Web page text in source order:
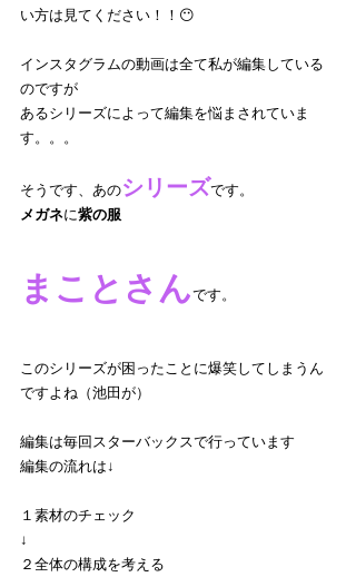
い方は見てください！！😶
インスタグラムの動画は全て私が編集している
のですが
あるシリーズによって編集を悩まされていま
す。。。
そうです、あのシリーズです。
メガネに紫の服
まことさんです。
このシリーズが困ったことに爆笑してしまうん
ですよね（池田が）
編集は毎回スターバックスで行っています
編集の流れは↓
１素材のチェック
↓
２全体の構成を考える